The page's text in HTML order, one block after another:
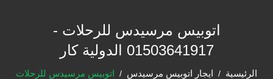
اتوبيس مرسيدس للرحلات -
01503641917 الدولية كار
الرئيسية ايجار اتوبيس مرسيدس اتوبيس مرسيدس للرحلات